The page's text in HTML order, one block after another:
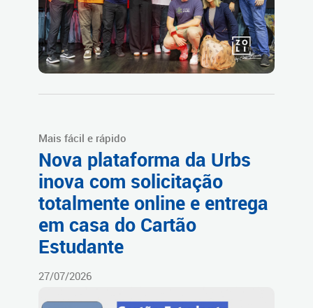
Mais fácil e rápido
Nova plataforma da Urbs
inova com solicitação
totalmente online e entrega
em casa do Cartão
Estudante
27/07/2026